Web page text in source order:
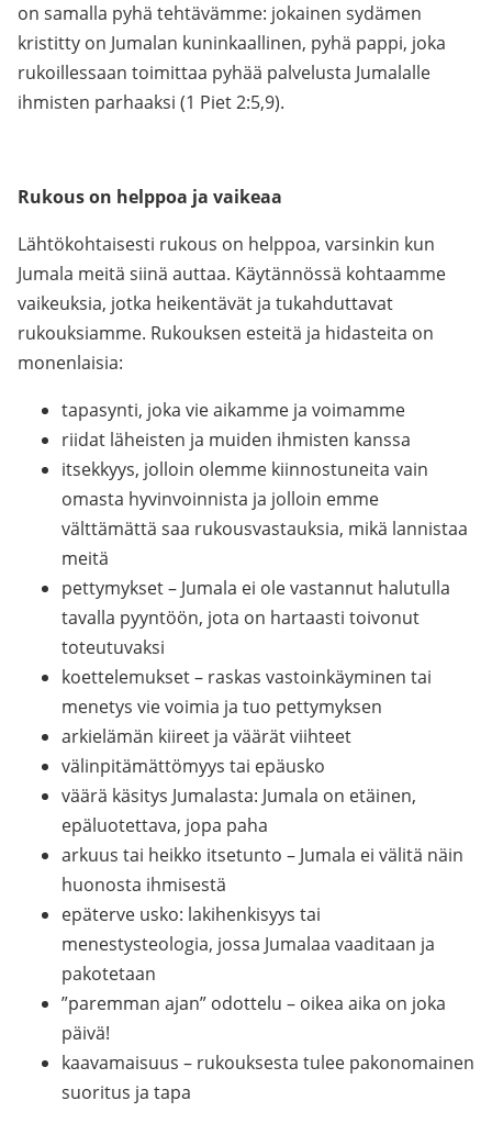
on samalla pyhä tehtävämme: jokainen sydämen
kristitty on Jumalan kuninkaallinen, pyhä pappi, joka
rukoillessaan toimittaa pyhää palvelusta Jumalalle
ihmisten parhaaksi (1 Piet 2:5,9).
Rukous on helppoa ja vaikeaa
Lähtökohtaisesti rukous on helppoa, varsinkin kun
Jumala meitä siinä auttaa. Käytännössä kohtaamme
vaikeuksia, jotka heikentävät ja tukahduttavat
rukouksiamme. Rukouksen esteitä ja hidasteita on
monenlaisia:
tapasynti, joka vie aikamme ja voimamme
riidat läheisten ja muiden ihmisten kanssa
itsekkyys, jolloin olemme kiinnostuneita vain
omasta hyvinvoinnista ja jolloin emme
välttämättä saa rukousvastauksia, mikä lannistaa
meitä
pettymykset – Jumala ei ole vastannut halutulla
tavalla pyyntöön, jota on hartaasti toivonut
toteutuvaksi
koettelemukset – raskas vastoinkäyminen tai
menetys vie voimia ja tuo pettymyksen
arkielämän kiireet ja väärät viihteet
välinpitämättömyys tai epäusko
väärä käsitys Jumalasta: Jumala on etäinen,
epäluotettava, jopa paha
arkuus tai heikko itsetunto – Jumala ei välitä näin
huonosta ihmisestä
epäterve usko: lakihenkisyys tai
menestysteologia, jossa Jumalaa vaaditaan ja
pakotetaan
”paremman ajan” odottelu – oikea aika on joka
päivä!
kaavamaisuus – rukouksesta tulee pakonomainen
suoritus ja tapa